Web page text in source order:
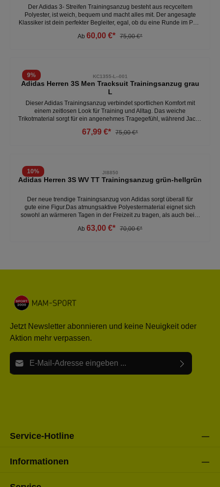
Der Adidas 3- Streifen Trainingsanzug besteht aus recyceltem
Polyester, ist weich, bequem und macht alles mit. Der angesagte
Klassiker ist dein perfekter Begleiter, egal, ob du eine Runde im Park
Bund mit Kordelzug ermöglicht einen individuellen Sitz und
Ab 60,00 €* 75,00 €*
9% KC1355-L--001
Adidas Herren 3S Men Tracksuit Trainingsanzug grau
L
Dieser Adidas Trainingsanzug verbindet sportlichen Komfort mit
einem zeitlosen Look für Training und Alltag. Das weiche
Trikotmaterial sorgt für ein angenehmes Tragegefühl, während Jacke
Beinabschlüssen für einen sicheren Sitz Aus recyceltem Polyester
gefertigt
67,99 €* 75,00 €*
10% JI8850
Adidas Herren 3S WV TT Trainingsanzug grün-hellgrün
Der neue trendige Trainingsanzug von Adidas sorgt überall für
gute eine Figur.Das atmungsaktive Polyestermaterial eignet sich
sowohl an wärmeren Tagen in der Freizeit zu tragen, als auch beim
alles sicher und verstaut.- Material: 100% recyceltes Polyester-
Ab 63,00 €* 70,00 €*
Jetzt Newsletter abonnieren und keine Neuigkeit oder
Aktion mehr verpassen.
E-Mail-Adresse*
Service-Hotline
Informationen